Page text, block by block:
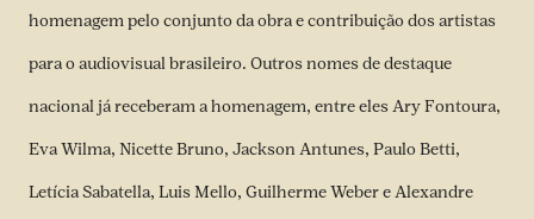
homenagem pelo conjunto da obra e contribuição dos artistas
para o audiovisual brasileiro. Outros nomes de destaque
nacional já receberam a homenagem, entre eles Ary Fontoura,
Eva Wilma, Nicette Bruno, Jackson Antunes, Paulo Betti,
Letícia Sabatella, Luis Mello, Guilherme Weber e Alexandre